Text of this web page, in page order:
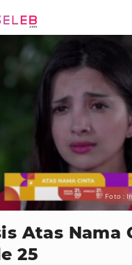
Foto :
Atas Nama
25